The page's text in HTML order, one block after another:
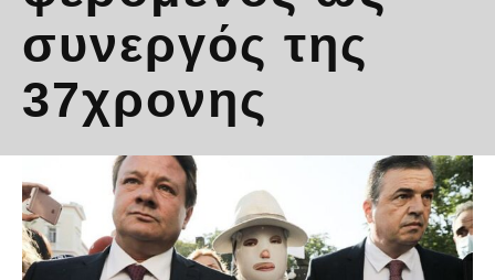
συνεργός της
37χρονης